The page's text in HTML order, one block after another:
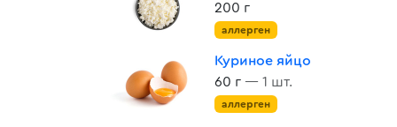
200 г
аллерген
Куриное яйцо
60 г — 1 шт.
аллерген